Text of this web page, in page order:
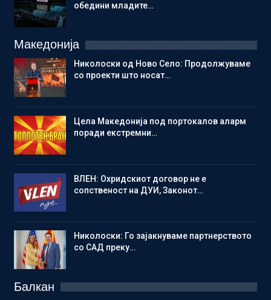
обедини младите…
Македонија
Николоски од Ново Село: Продолжуваме
со проекти што носат…
Цела Македонија под портокалов аларм
поради екстремни…
ВЛЕН: Охридскиот договор не е
сопственост на ДУИ, Законот…
Николоски: Го зајакнуваме партнерството
со САД преку…
Балкан